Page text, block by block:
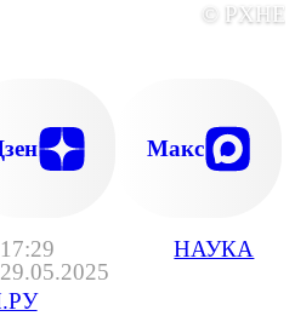
17:29
29.05.2025
НАУКА
©
Макс